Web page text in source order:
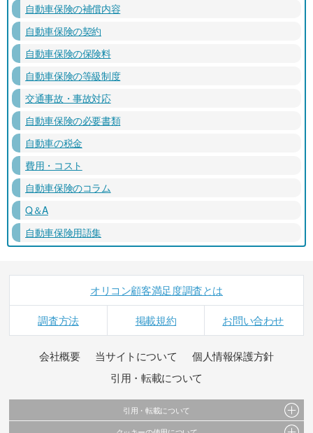
自動車保険の補償内容
自動車保険の契約
自動車保険の保険料
自動車保険の等級制度
交通事故・事故対応
自動車保険の必要書類
自動車の税金
費用・コスト
自動車保険のコラム
Q＆A
自動車保険用語集
オリコン顧客満足度調査とは
調査方法 掲載規約 お問い合わせ
会社概要 当サイトについて
個人情報保護方針
引用・転載について
引用・転載について